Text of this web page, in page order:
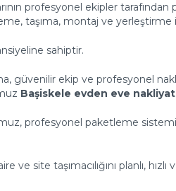
profesyonel ekipler
taşıma, montaj ve
sahiptir.
güvenilir ekip ve profesyonel
Başiskele evden eve nakliyat
profesyonel paketleme
ve site taşımacılığını planlı,